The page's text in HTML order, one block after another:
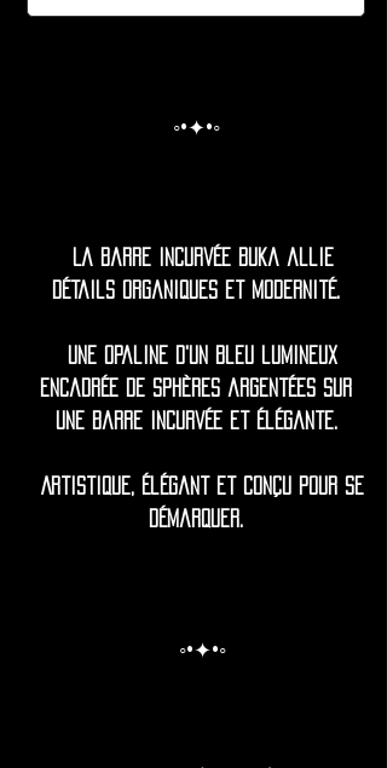
◦•✦•◦
La barre incurvée Buka allie
détails organiques et modernité.
Une opaline d'un bleu lumineux
encadrée de sphères argentées sur
une barre incurvée et élégante.
Artistique, élégant et conçu pour se
démarquer.
◦•✦•◦